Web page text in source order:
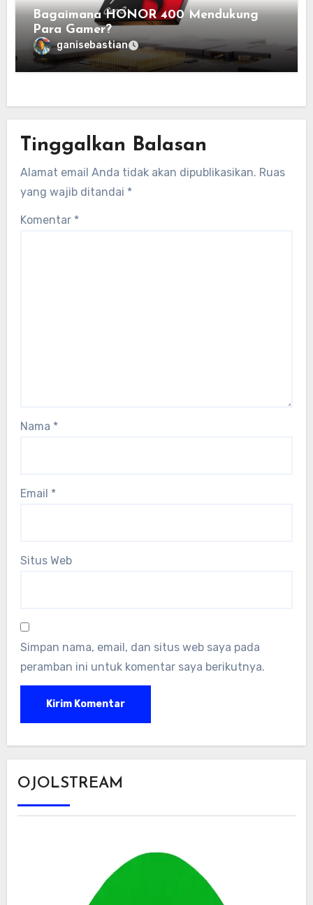
Bagaimana HONOR 400 Mendukung
Para Gamer?
ganisebastian
Tinggalkan Balasan
Alamat email Anda tidak akan dipublikasikan. Ruas
yang wajib ditandai *
Komentar *
Nama *
Email *
Situs Web
Simpan nama, email, dan situs web saya pada
peramban ini untuk komentar saya berikutnya.
OJOLSTREAM